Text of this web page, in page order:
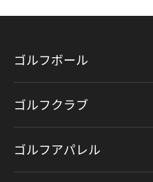
ゴルフボール
ゴルフクラブ
ゴルフアパレル